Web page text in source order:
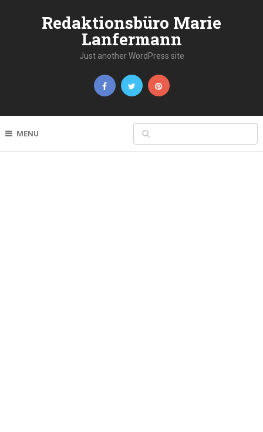
Redaktionsbüro Marie
Lanfermann
Just another WordPress site
MENU